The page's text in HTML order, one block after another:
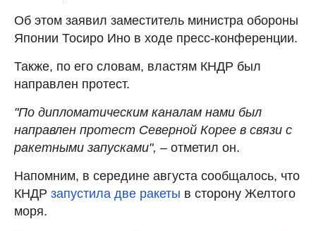
Об этом заявил заместитель министра обороны
Японии Тосиро Ино в ходе пресс-конференции.
Также, по его словам, властям КНДР был
направлен протест.
"По дипломатическим каналам нами был
направлен протест Северной Корее в связи с
ракетными запусками", – отметил он.
Напомним, в середине августа сообщалось, что
КНДР запустила две ракеты в сторону Желтого
моря.